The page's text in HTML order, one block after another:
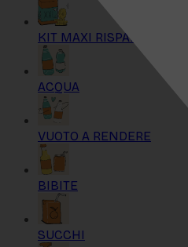
KIT MAXI RISPARMIO
ACQUA
VUOTO A RENDERE
BIBITE
SUCCHI